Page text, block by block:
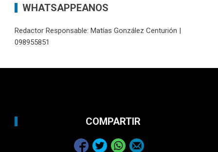
WHATSAPPEANOS
Redactor Responsable: Matías González Centurión |
098955851
COMPARTIR